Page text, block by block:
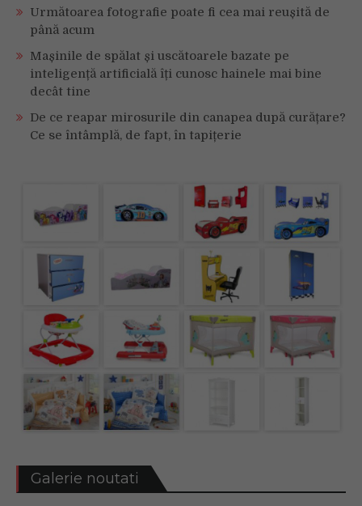
Următoarea fotografie poate fi cea mai reușită de
până acum
Mașinile de spălat și uscătoarele bazate pe
inteligență artificială îți cunosc hainele mai bine
decât tine
De ce reapar mirosurile din canapea după curățare?
Ce se întâmplă, de fapt, în tapițerie
Galerie noutati